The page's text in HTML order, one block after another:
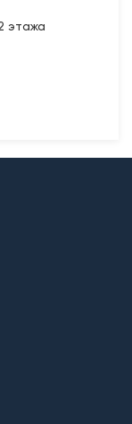
наличии);
этажа